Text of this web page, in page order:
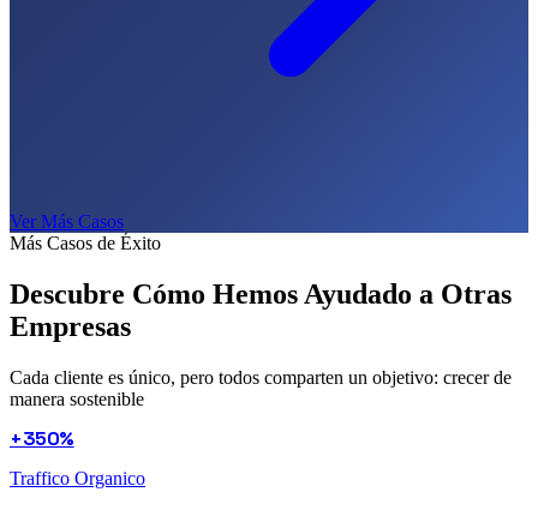
Ver Más Casos
Más Casos de Éxito
Descubre Cómo Hemos Ayudado a Otras
Empresas
Cada cliente es único, pero todos comparten un objetivo: crecer de
manera sostenible
+350%
Traffico Organico